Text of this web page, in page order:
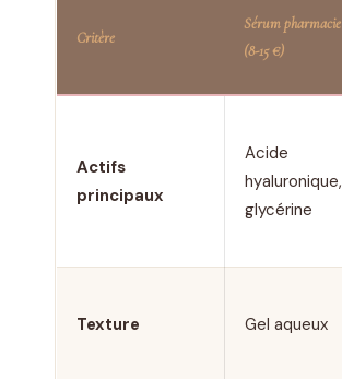
Critère
Sérum pharmacie
(8-15 €)
Actifs
principaux
Acide
hyaluronique,
glycérine
Texture Gel aqueux